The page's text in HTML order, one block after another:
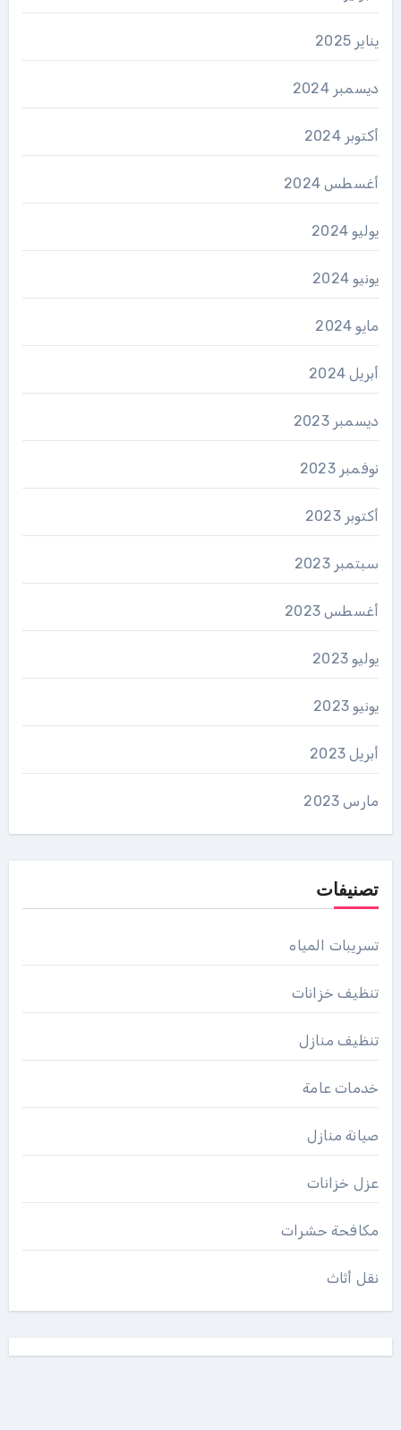
يناير 2025
ديسمبر 2024
أكتوبر 2024
أغسطس 2024
يوليو 2024
يونيو 2024
مايو 2024
أبريل 2024
ديسمبر 2023
نوفمبر 2023
أكتوبر 2023
سبتمبر 2023
أغسطس 2023
يوليو 2023
يونيو 2023
أبريل 2023
مارس 2023
تصنيفات
تسريبات المياه
تنظيف خزانات
تنظيف منازل
خدمات عامة
صيانة منازل
عزل خزانات
مكافحة حشرات
نقل أثاث